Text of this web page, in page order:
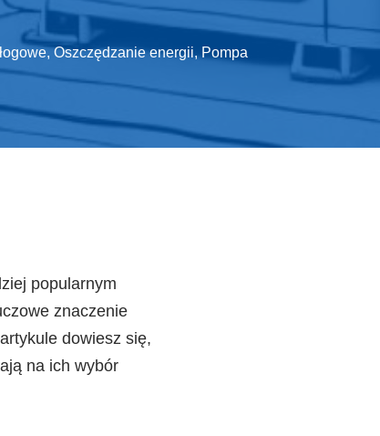
,Oszczędzanie energii, Pompa
popularnym
znaczenie
dowiesz się,
na ich wybór